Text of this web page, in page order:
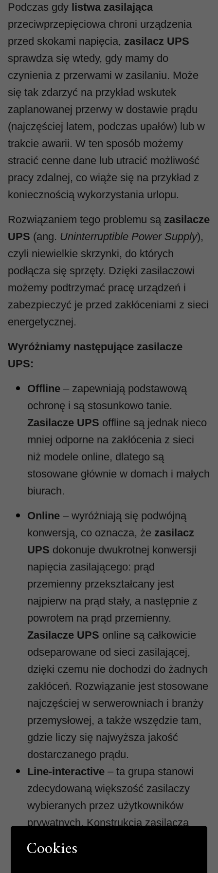
Podczas gdy listwa zasilająca
przeciwprzepięciowa chroni urządzenia
przed skokami napięcia, zasilacz UPS
sprawdza się wtedy, gdy mamy do
czynienia z przerwami w zasilaniu. Może
się tak zdarzyć na przykład wskutek
zaplanowanej przerwy w dostawie prądu
(najczęściej latem, podczas upałów) lub w
trakcie awarii. W ten sposób możemy
stracić cenne dane lub utracić możliwość
pracy zdalnej, co wiąże się na przykład z
koniecznością wykorzystania urlopu.
Rozwiązaniem tego problemu są zasilacze
UPS (ang. Uninterruptible Power Supply),
czyli niewielkie skrzynki, do których
podłącza się sprzęty. Dzięki zasilaczowi
możemy podtrzymać pracę urządzeń i
zabezpieczyć je przed zakłóceniami z sieci
energetycznej.
Wyróżniamy następujące zasilacze
UPS:
Offline – zapewniają podstawową
ochronę i są stosunkowo tanie.
Zasilacze UPS offline są jednak nieco
mniej odporne na zakłócenia z sieci
niż modele online, dlatego są
stosowane głównie w domach i małych
biurach.
Online – wyróżniają się podwójną
konwersją, co oznacza, że zasilacz
UPS dokonuje dwukrotnej konwersji
napięcia zasilającego: prąd
przemienny przekształcany jest
najpierw na prąd stały, a następnie z
powrotem na prąd przemienny.
Zasilacze UPS online są całkowicie
odseparowane od sieci zasilającej,
dzięki czemu nie dochodzi do żadnych
zakłóceń. Rozwiązanie jest stosowane
najczęściej w serwerowniach i branży
przemysłowej, a także wszędzie tam,
gdzie liczy się najwyższa jakość
dostarczanego prądu.
Line-interactive – ta grupa stanowi
zdecydowaną większość zasilaczy
wybieranych przez użytkowników
prywatnych. Konstrukcja zasilacza
bazuje na modelach offline, lecz
wyróżnia się dodatkowymi funkcjami,
Cookies